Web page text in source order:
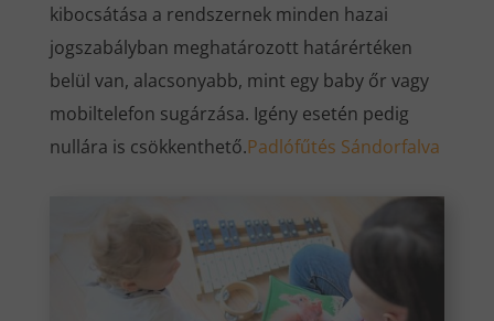
kibocsátása a rendszernek minden hazai
jogszabályban meghatározott határértéken
belül van, alacsonyabb, mint egy baby őr vagy
mobiltelefon sugárzása. Igény esetén pedig
nullára is csökkenthető.Padlófűtés Sándorfalva